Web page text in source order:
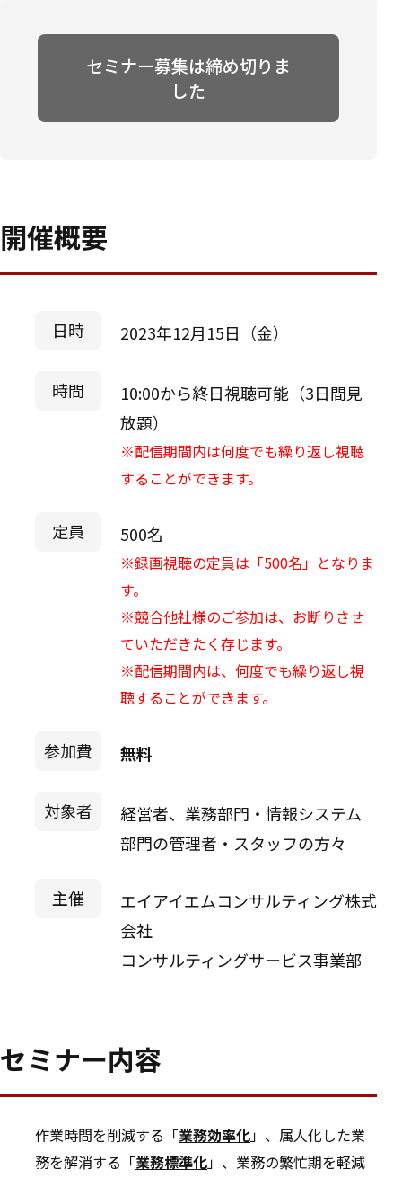
セミナー募集は締め切りま
した
開催概要
日時 2023年12月15日（金）
時間
10:00から終日視聴可能（3日間見
放題）
※配信期間内は何度でも繰り返し視聴
することができます。
定員 500名
※録画視聴の定員は「500名」となりま
す。
※競合他社様のご参加は、お断りさせ
ていただきたく存じます。
※配信期間内は、何度でも繰り返し視
聴することができます。
参加費 無料
対象者
経営者、業務部門・情報システム
部門の管理者・スタッフの方々
主催
エイアイエムコンサルティング株式
会社
コンサルティングサービス事業部
セミナー内容
作業時間を削減する「業務効率化」、属人化した業
務を解消する「業務標準化」、業務の繁忙期を軽減